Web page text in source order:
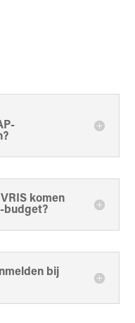
komen
budget?
bij